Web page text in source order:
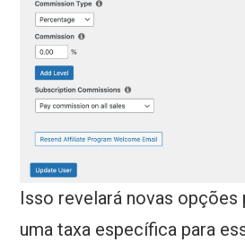
Isso revelará novas opções
uma taxa específica para